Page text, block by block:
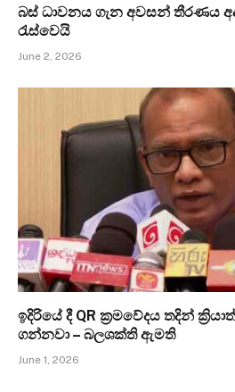
බස් ධාවනය ගැන අවසන් තීරණය
රැස්වෙයි
June 2, 2026
ඉදිරියේ දී QR ක්‍රමවේදය තදින්
ගන්නවා – බලශක්ති ඇමති
June 1, 2026